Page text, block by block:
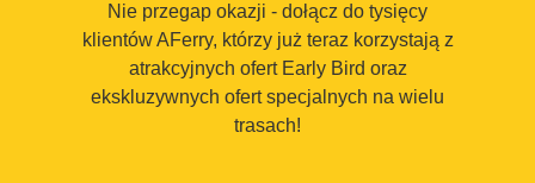
Nie przegap okazji - dołącz do tysięcy
klientów AFerry, którzy już teraz korzystają z
atrakcyjnych ofert Early Bird oraz
ekskluzywnych ofert specjalnych na wielu
trasach!